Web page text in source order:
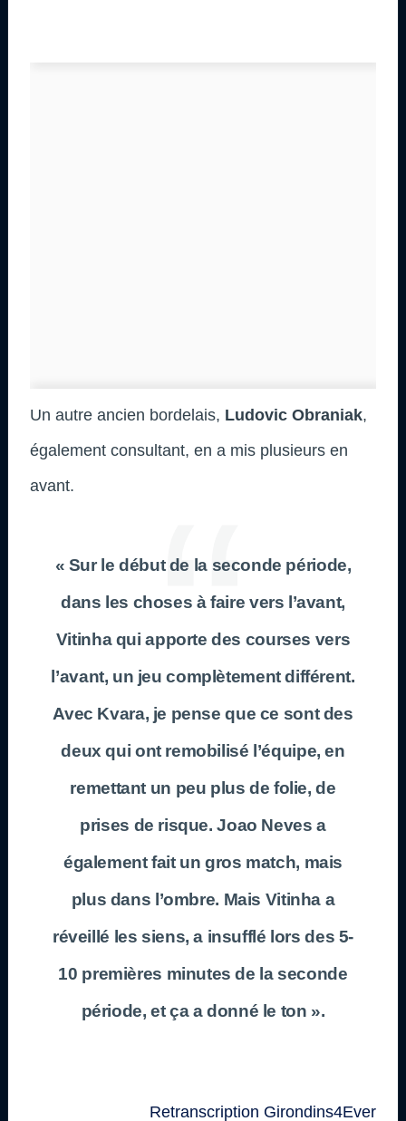
Un autre ancien bordelais, Ludovic Obraniak,
également consultant, en a mis plusieurs en
avant.
« Sur le début de la seconde période,
dans les choses à faire vers l’avant,
Vitinha qui apporte des courses vers
l’avant, un jeu complètement différent.
Avec Kvara, je pense que ce sont des
deux qui ont remobilisé l’équipe, en
remettant un peu plus de folie, de
prises de risque. Joao Neves a
également fait un gros match, mais
plus dans l’ombre. Mais Vitinha a
réveillé les siens, a insufflé lors des 5-
10 premières minutes de la seconde
période, et ça a donné le ton ».
Retranscription Girondins4Ever